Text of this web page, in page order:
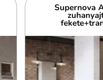
Supernova